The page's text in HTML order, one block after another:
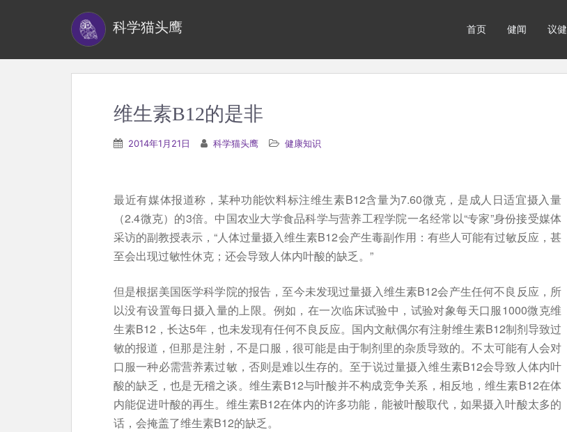
科学猫头鹰 首页 健闻 议健
维生素B12的是非
2014年1月21日 科学猫头鹰 健康知识
最近有媒体报道称，某种功能饮料标注维生素B12含量为7.60微克，是成人日适宜摄入量
（2.4微克）的3倍。中国农业大学食品科学与营养工程学院一名经常以“专家”身份接受媒体
采访的副教授表示，“人体过量摄入维生素B12会产生毒副作用：有些人可能有过敏反应，甚
至会出现过敏性休克；还会导致人体内叶酸的缺乏。”
但是根据美国医学科学院的报告，至今未发现过量摄入维生素B12会产生任何不良反应，所
以没有设置每日摄入量的上限。例如，在一次临床试验中，试验对象每天口服1000微克维
生素B12，长达5年，也未发现有任何不良反应。国内文献偶尔有注射维生素B12制剂导致过
敏的报道，但那是注射，不是口服，很可能是由于制剂里的杂质导致的。不太可能有人会对
口服一种必需营养素过敏，否则是难以生存的。至于说过量摄入维生素B12会导致人体内叶
酸的缺乏，也是无稽之谈。维生素B12与叶酸并不构成竞争关系，相反地，维生素B12在体
内能促进叶酸的再生。维生素B12在体内的许多功能，能被叶酸取代，如果摄入叶酸太多的
话，会掩盖了维生素B12的缺乏。